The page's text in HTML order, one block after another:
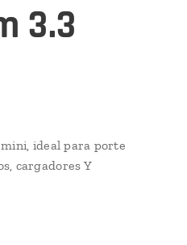
3.3
ideal para porte
cargadores Y